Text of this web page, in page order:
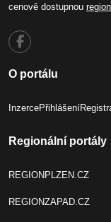
cenově dostupnou
O portálu
InzercePřihlášení
Regionální portály
REGIONPLZEN.CZ
REGIONZAPAD.CZ